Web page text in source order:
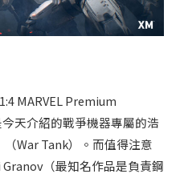
MARVEL Premium
天介紹的戰爭機器專屬的浩
War Tank）。而值得注意
（最知名作品是負責鋼